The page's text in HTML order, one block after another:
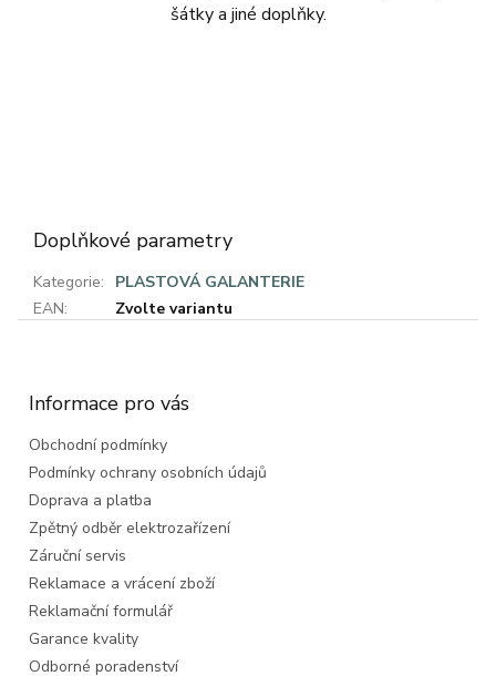
šátky a jiné doplňky.
Doplňkové parametry
Kategorie:
PLASTOVÁ GALANTERIE
EAN: Zvolte variantu
Informace pro vás
Obchodní podmínky
Podmínky ochrany osobních údajů
Doprava a platba
Zpětný odběr elektrozařízení
Záruční servis
Reklamace a vrácení zboží
Reklamační formulář
Garance kvality
Odborné poradenství